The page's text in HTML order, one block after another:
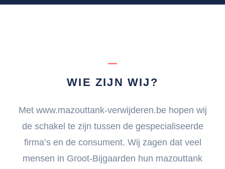
WIE ZIJN WIJ?
Met www.mazouttank-verwijderen.be hopen wij
de schakel te zijn tussen de gespecialiseerde
firma’s en de consument. Wij zagen dat veel
mensen in Groot-Bijgaarden hun mazouttank